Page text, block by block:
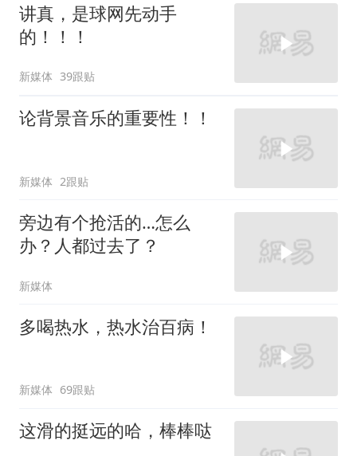
讲真，是球网先动手
的！！！
新媒体 39跟贴
论背景音乐的重要性！！
新媒体 2跟贴
旁边有个抢活的…怎么
办？人都过去了？
新媒体
多喝热水，热水治百病！
新媒体 69跟贴
这滑的挺远的哈，棒棒哒